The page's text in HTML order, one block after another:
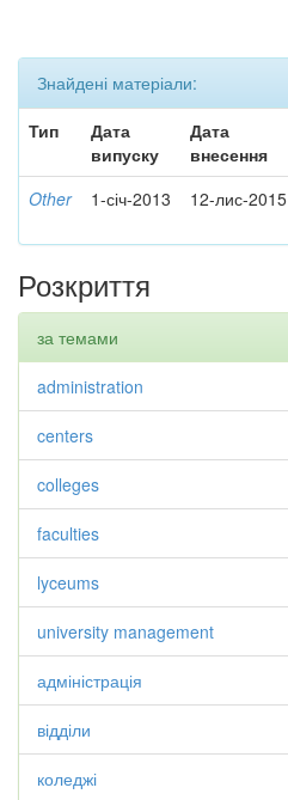
Знайдені матеріали:
Тип
Дата
випуску
Дата
внесення
Other 1-січ-2013 12-лис-2015
Розкриття
за темами
administration
centers
colleges
faculties
lyceums
university management
адміністрація
відділи
коледжі